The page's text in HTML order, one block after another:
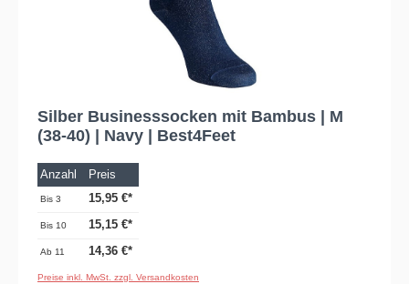
Silber Businesssocken mit Bambus | M
(38-40) | Navy | Best4Feet
Anzahl Preis
Bis3 15,95 €*
Bis10 15,15 €*
Ab11 14,36 €*
Preise inkl. MwSt. zzgl. Versandkosten